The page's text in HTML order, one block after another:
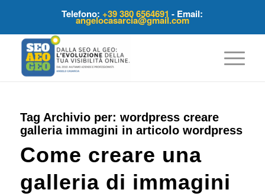
Telefono:+39 380 6564691 - Email:
angelocasarcia@gmail.com
Tag Archivio per: wordpress creare
galleria immagini in articolo wordpress
Come creare una
galleria di immagini